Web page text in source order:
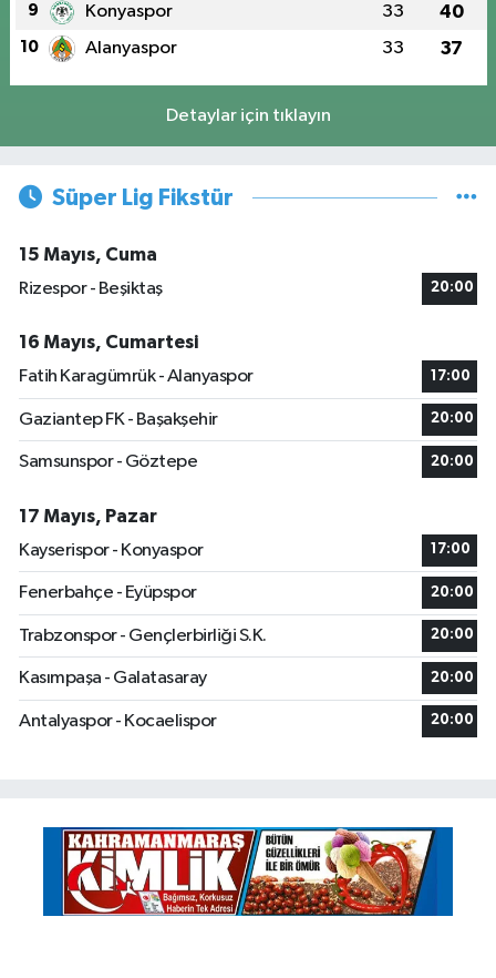
9 Konyaspor 33 40
10 Alanyaspor 33 37
Detaylar için tıklayın
Süper Lig Fikstür
15 Mayıs, Cuma
Rizespor - Beşiktaş
20:00
16 Mayıs, Cumartesi
Fatih Karagümrük - Alanyaspor
17:00
Gaziantep FK - Başakşehir 20:00
Samsunspor - Göztepe 20:00
17 Mayıs, Pazar
Kayserispor - Konyaspor
17:00
Fenerbahçe - Eyüpspor 20:00
Trabzonspor - Gençlerbirliği S.K. 20:00
Kasımpaşa - Galatasaray 20:00
Antalyaspor - Kocaelispor 20:00